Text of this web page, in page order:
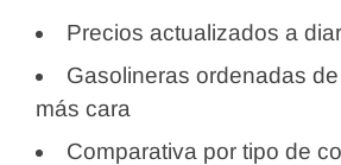
Precios actualizados a
Gasolineras ordenadas
más cara
Comparativa por tipo de